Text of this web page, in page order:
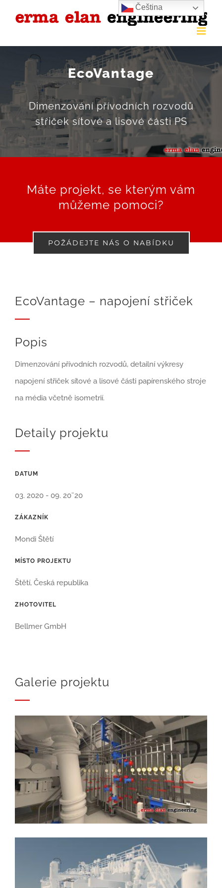
EcoVantage
Dimenzování přívodních rozvodů
střiček sítové a lisové části PS
Máte projekt, se kterým vám
můžeme pomoci?
POŽÁDEJTE NÁS O NABÍDKU
EcoVantage – napojení střiček
Popis
Dimenzování přívodních rozvodů, detailní výkresy
napojení střiček sítové a lisové části papírenského stroje
na média včetně isometrií.
Detaily projektu
DATUM
03. 2020 - 09. 20¨20
ZÁKAZNÍK
Mondi Štětí
MÍSTO PROJEKTU
Štětí, Česká republika
ZHOTOVITEL
Bellmer GmbH
Galerie projektu
Čeština‎